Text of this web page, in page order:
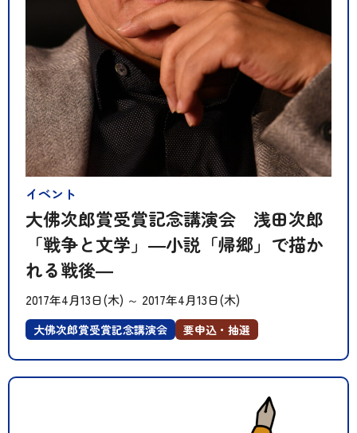
大佛次郎賞受賞記念講演会 浅田次郎
「戦争と文学」―小説「帰郷」で描か
れる戦後―
イベント
2017年4月13日(木) ～ 2017年4月13日(木)
大佛次郎賞受賞記念講演会 要申込・抽選